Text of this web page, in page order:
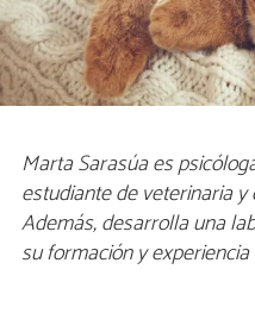
Marta Sarasúa es
estudiante de veterinaria
Además, desarrolla una
su formación y